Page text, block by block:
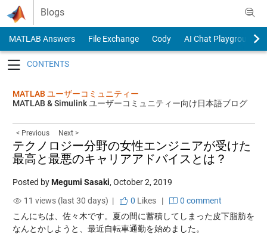
Skip to content
Blogs
MATLAB Answers File Exchange Cody
AI Chat Playground
MATLAB ユーザーコミュニティー
MATLAB & Simulink ユーザーコミュニティー向け日本語ブログ
< Previous Next >
テクノロジー分野の女性エンジニアが受けた
最高と最悪のキャリアアドバイスとは？
Posted byMegumi Sasaki, October 2, 2019
11 views (last 30 days) |
0 Likes|
0 comment
こんにちは、佐々木です。夏の間に蓄積してしまった皮下脂肪を
なんとかしようと、最近自転車通勤を始めました。